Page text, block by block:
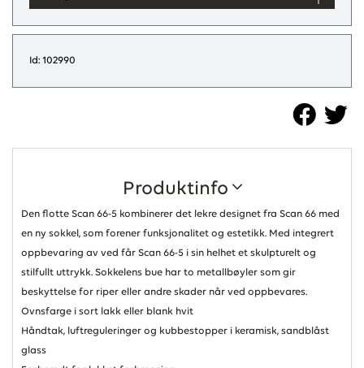
Id: 102990
Produktinfo
Den flotte Scan 66-5 kombinerer det lekre designet fra Scan 66 med
en ny sokkel, som forener funksjonalitet og estetikk. Med integrert
oppbevaring av ved får Scan 66-5 i sin helhet et skulpturelt og
stilfullt uttrykk. Sokkelens bue har to metallbøyler som gir
beskyttelse for riper eller andre skader når ved oppbevares.
Ovnsfarge i sort lakk eller blank hvit
Håndtak, luftreguleringer og kubbestopper i keramisk, sandblåst
glass